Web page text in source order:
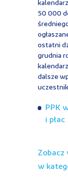
50 000
ostatni
grudnia
dalsze
PPK
i płac
Zobacz
w